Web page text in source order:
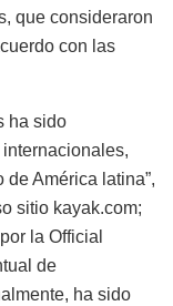
que consideraron
con las
ha sido
de América latina”,
sitio kayak.com;
la Official
de
ha sido